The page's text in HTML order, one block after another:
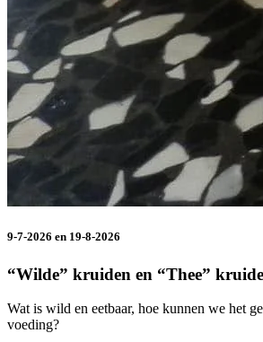
9-7-2026 en 19-8-2026
“Wilde” kruiden en “Thee”
Wat is wild en eetbaar, hoe kunnen we het
voeding?